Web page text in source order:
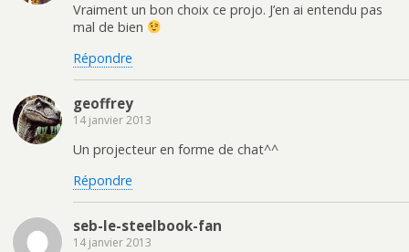
Vraiment un bon choix ce projo. J’en ai entendu pas
mal de bien
Répondre
geoffrey
14 janvier 2013
Un projecteur en forme de chat^^
Répondre
seb-le-steelbook-fan
14 janvier 2013